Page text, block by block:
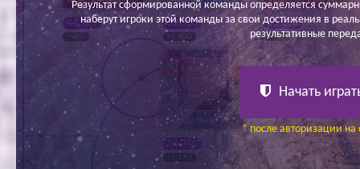
Результат сформированной команды определяется
наберут игроки этой команды за свои достижения в
результативные
Начать
* после авторизации на
Лапин Г.
38 340
+1 150
44 700
+500
32 500
+1 400
55 000
+500